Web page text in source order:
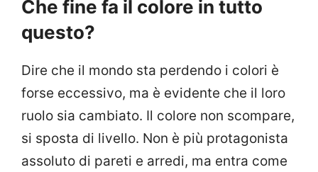
Che fine fa il colore in tutto
questo?
Dire che il mondo sta perdendo i colori è
forse eccessivo, ma è evidente che il loro
ruolo sia cambiato. Il colore non scompare,
si sposta di livello. Non è più protagonista
assoluto di pareti e arredi, ma entra come